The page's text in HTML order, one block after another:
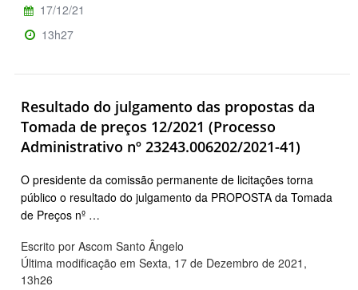
17/12/21
13h27
Resultado do julgamento das propostas da
Tomada de preços 12/2021 (Processo
Administrativo nº 23243.006202/2021-41)
O presidente da comissão permanente de licitações torna
público o resultado do julgamento da PROPOSTA da Tomada
de Preços nº …
Escrito por Ascom Santo Ângelo
Última modificação em Sexta, 17 de Dezembro de 2021,
13h26